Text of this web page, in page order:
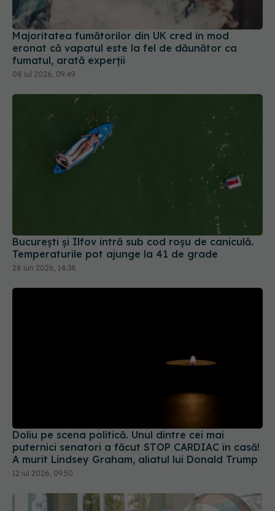
Majoritatea fumătorilor din UK cred în mod
eronat că vapatul este la fel de dăunător ca
fumatul, arată experții
08 iul 2026, 09:49
Temperaturile pot ajunge la 41 de grade
28 iun 2026, 14:38
A murit Lindsey Graham, aliatul lui Donald Trump
12 iul 2026, 09:50